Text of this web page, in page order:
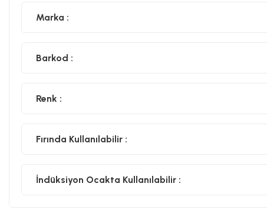
Marka :
Barkod :
Renk :
Fırında Kullanılabilir :
İndüksiyon Ocakta Kullanılabilir :